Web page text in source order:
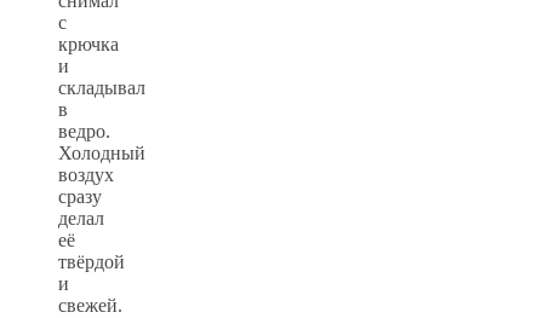
с
крючка
и
складывал
в
ведро.
Холодный
воздух
сразу
делал
её
твёрдой
и
свежей.